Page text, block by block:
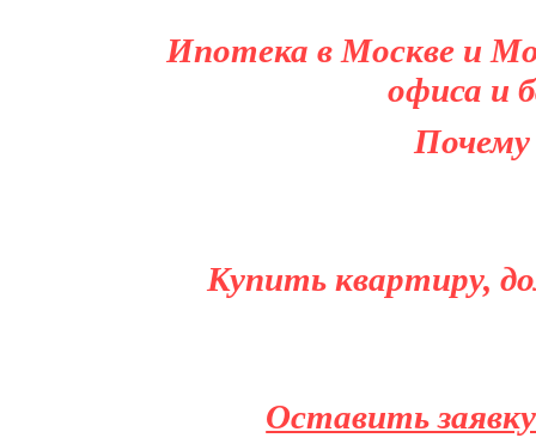
Ипотека в Москве и
офиса и
Купить квартиру,
Оставить